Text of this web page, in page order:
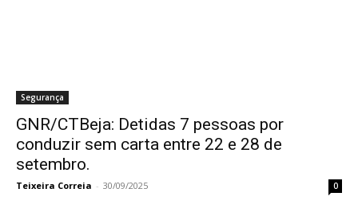
Segurança
GNR/CTBeja: Detidas 7 pessoas por
conduzir sem carta entre 22 e 28 de
setembro.
Teixeira Correia - 30/09/2025 0